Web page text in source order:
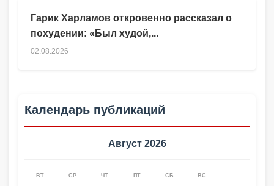
Гарик Харламов откровенно рассказал о
похудении: «Был худой,...
02.08.2026
Календарь публикаций
Август 2026
ВТ СР ЧТ ПТ СБ ВС